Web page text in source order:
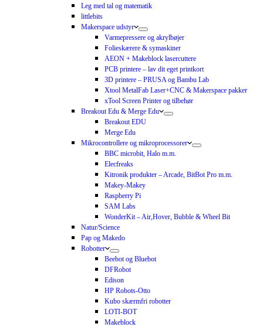
Leg med tal og matematik
littlebits
Makerspace udstyr
Varmepressere og akrylbøjer
Folieskærere & symaskiner
AEON + Makeblock lasercuttere
PCB printere – lav dit eget printkort
3D printere – PRUSA og Bambu Lab
Xtool MetalFab Laser+CNC & Makerspace pakker
xTool Screen Printer og tilbehør
Breakout Edu & Merge Edu
Breakout EDU
Merge Edu
Mikrocontrollere og mikroprocessorer
BBC microbit, Halo m.m.
Elecfreaks
Kitronik produkter – Arcade, BitBot Pro m.m.
Makey-Makey
Raspberry Pi
SAM Labs
WonderKit – Air,Hover, Bubble & Wheel Bit
Natur/Science
Pap og Makedo
Robotter
Beebot og Bluebot
DFRobot
Edison
HP Robots-Otto
Kubo skærmfri robotter
LOTI-BOT
Makeblock